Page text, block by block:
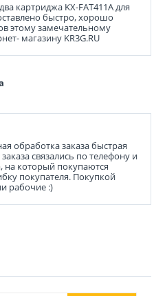
картриджа KX-FAT411A для
быстро, хорошо
этому замечательному
магазину KR3G.RU
обработка заказа быстрая
связались по телефону и
на который покупаются
покупателя. Покупкой
рабочие :)